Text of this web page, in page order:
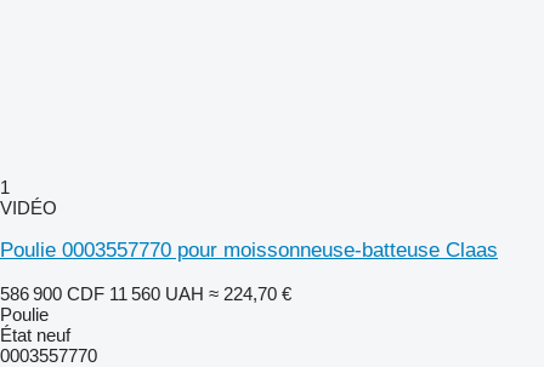
1
VIDÉO
Poulie 0003557770 pour moissonneuse-batteuse Claas
586 900 CDF 11 560 UAH ≈ 224,70 €
Poulie
État neuf
0003557770